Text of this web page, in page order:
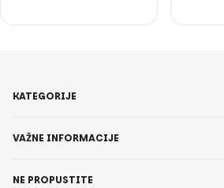
KATEGORIJE
VAŽNE INFORMACIJE
NE PROPUSTITE